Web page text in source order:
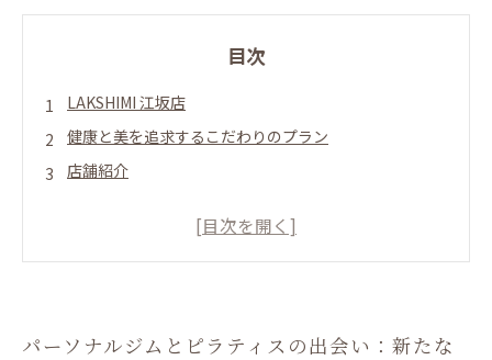
目次
LAKSHIMI 江坂店
健康と美を追求するこだわりのプラン
店舗紹介
パーソナルジムとピラティスの出会い：新たなフィッ
トネスの扉を開く
パーソナルジムとピラティスの出会い：新たな